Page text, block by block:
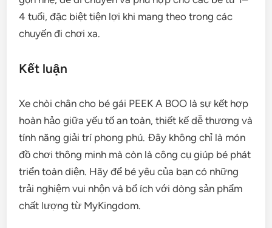
4 tuổi, đặc biệt tiện lợi khi mang theo trong các
chuyến đi chơi xa.
Kết luận
Xe chòi chân cho bé gái PEEK A BOO là sự kết hợp
hoàn hảo giữa yếu tố an toàn, thiết kế dễ thương và
tính năng giải trí phong phú. Đây không chỉ là món
đồ chơi thông minh mà còn là công cụ giúp bé phát
triển toàn diện. Hãy để bé yêu của bạn có những
trải nghiệm vui nhộn và bổ ích với dòng sản phẩm
chất lượng từ MyKingdom.